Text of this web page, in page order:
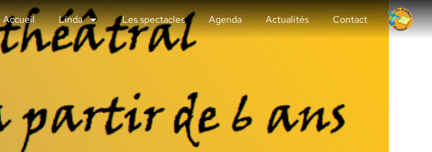
Accueil Linda Les spectacles Agenda Actualités Contact